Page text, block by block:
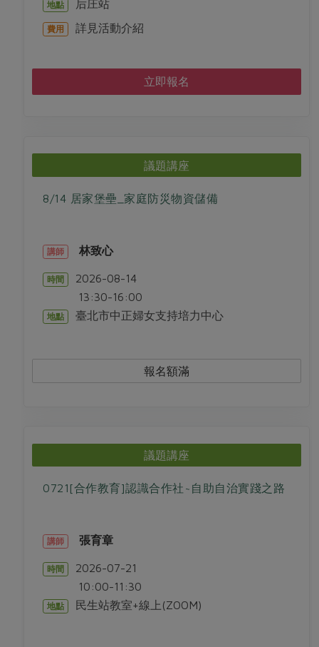
地點 后庄站
費用 詳見活動介紹
立即報名
議題講座
8/14 居家堡壘_家庭防災物資儲備
講師 林致心
時間 2026-08-14
13:30-16:00
地點 臺北市中正婦女支持培力中心
報名額滿
議題講座
0721[合作教育]認識合作社~自助自治實踐之路
講師 張育章
時間 2026-07-21
10:00-11:30
地點 民生站教室+線上(ZOOM)